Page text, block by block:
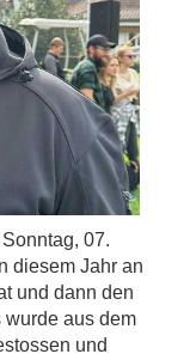
07.
diesem Jahr an
und dann den
wurde aus dem
und